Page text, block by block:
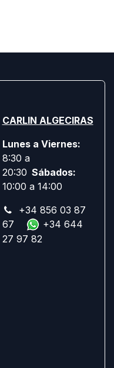
CARLIN ALGECIRAS
Lunes a Viernes:
8:30 a
20:30 Sábados:
10:00 a 14:00
+34 856 03 87
67
+34 644
27 97 82